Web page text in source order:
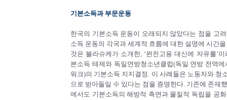
기본소득과 부문운동
한국의 기본소득 운동이 오래되지 않았다는 점을 고
소득 운동의 각국과 세계적 흐름에 대한 설명에 시간
것은 블라슈케가 소개한, ‘완전고용 대신에 자유를’
본소득 테제와 독일연방청소년클럽(독일 연방 전역
워크)의 기본소득 지지결정. 이 사례들은 노동자와 청
으로 받아들일 수 있다는 점을 증명한다. 기존에 존재
에서도 기본소득의 해방적 측면과 물질적 독립을 공